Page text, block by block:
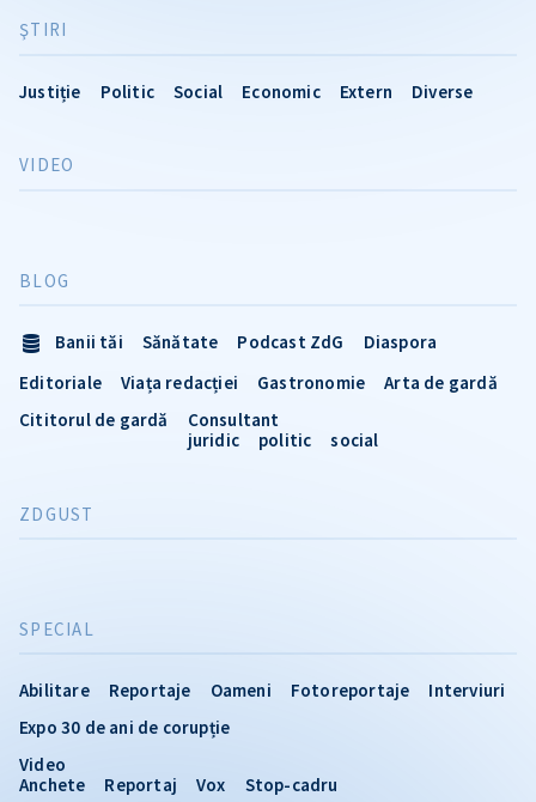
ŞTIRI
Justiție Politic Social Economic Extern Diverse
VIDEO
SPECIAL
Abilitare Reportaje Oameni Fotoreportaje
Interviuri
Expo 30 de ani de corupție
Video
Anchete
Reportaj Vox Stop-cadru
BLOG
Banii tăi Sănătate Podcast ZdG
Diaspora
Editoriale
Viața redacției Gastronomie
Arta de gardă
Cititorul de gardă
Consultant
juridic
politic social
ZDGUST